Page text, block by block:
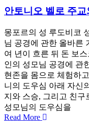
안토니오 벨로 주
몽포르의 성 루도비코
님 공경에 관한 올바른
여 년이 흐른 뒤 돈 보
인의 성모님 공경에 관
현존을 몸으로 체험하
니의 도우심 아래 자신
지와 스승, 그리고 친구
성모님의 도우심을
Read More